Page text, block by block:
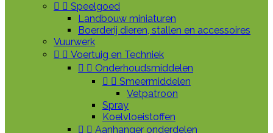
  Speelgoed
Landbouw miniaturen
Boerderij dieren, stallen en accessoires
Vuurwerk
  Voertuig en Techniek
  Onderhoudsmiddelen
  Smeermiddelen
Vetpatroon
Spray
Koelvloeistoffen
  Aanhanger onderdelen